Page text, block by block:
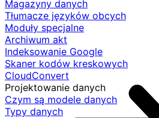
Magazyny danych
Tłumacze języków obcych
Moduły specjalne
Archiwum akt
Indeksowanie Google
Skaner kodów kreskowych
CloudConvert
Projektowanie danych
Czym są modele danych
Typy danych